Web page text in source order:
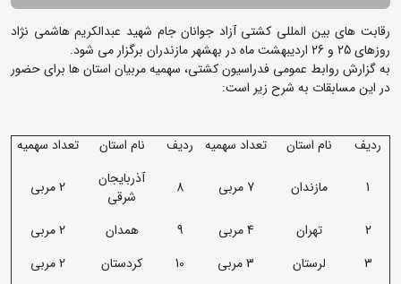
رقابت های بین المللی کشتی آزاد جوانان جام شهید عبدالکریم هاشمی نژاد
روزهای 25 و 26 اردیبهشت ماه در بهشهر مازندران برگزار می شود.
به گزارش روابط عمومی فدراسیون کشتی، سهمیه مربیان استان ها برای حضور
در این مسابقات به شرح زیر است:
ردیف نام استان تعداد سهمیه ردیف نام استان تعداد سهمیه
1 مازندان 7 مربی 8
آذربایجان
شرقی
2 مربی
2 تهران 4 مربی 9 همدان
2 مربی
3
لرستان 3 مربی 10 کردستان
2 مربی